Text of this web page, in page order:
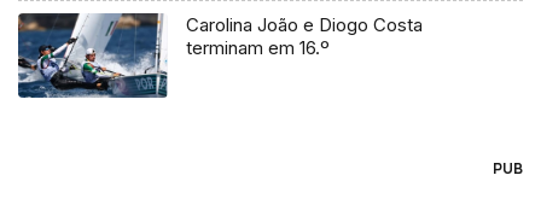
Carolina João e Diogo Costa
terminam em 16.º
PUB